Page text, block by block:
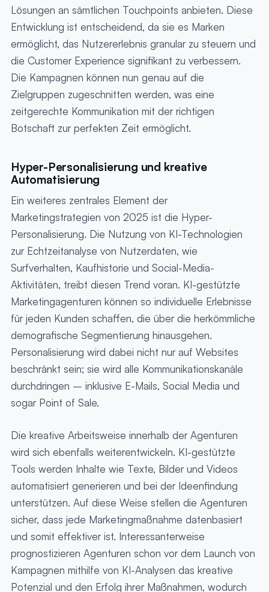
Lösungen an sämtlichen Touchpoints anbieten. Diese
Entwicklung ist entscheidend, da sie es Marken
ermöglicht, das Nutzererlebnis granular zu steuern und
die Customer Experience signifikant zu verbessern.
Die Kampagnen können nun genau auf die
Zielgruppen zugeschnitten werden, was eine
zeitgerechte Kommunikation mit der richtigen
Botschaft zur perfekten Zeit ermöglicht.
Hyper-Personalisierung und kreative
Automatisierung
Ein weiteres zentrales Element der
Marketingstrategien von 2025 ist die Hyper-
Personalisierung. Die Nutzung von KI-Technologien
zur Echtzeitanalyse von Nutzerdaten, wie
Surfverhalten, Kaufhistorie und Social-Media-
Aktivitäten, treibt diesen Trend voran. KI-gestützte
Marketingagenturen können so individuelle Erlebnisse
für jeden Kunden schaffen, die über die herkömmliche
demografische Segmentierung hinausgehen.
Personalisierung wird dabei nicht nur auf Websites
beschränkt sein; sie wird alle Kommunikationskanäle
durchdringen – inklusive E-Mails, Social Media und
sogar Point of Sale.
Die kreative Arbeitsweise innerhalb der Agenturen
wird sich ebenfalls weiterentwickeln. KI-gestützte
Tools werden Inhalte wie Texte, Bilder und Videos
automatisiert generieren und bei der Ideenfindung
unterstützen. Auf diese Weise stellen die Agenturen
sicher, dass jede Marketingmaßnahme datenbasiert
und somit effektiver ist. Interessanterweise
prognostizieren Agenturen schon vor dem Launch von
Kampagnen mithilfe von KI-Analysen das kreative
Potenzial und den Erfolg ihrer Maßnahmen, wodurch